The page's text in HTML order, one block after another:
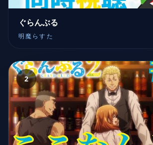
ぐらんぶる
明魔らすた
2